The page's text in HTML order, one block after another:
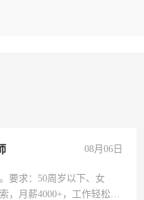
08月06日
要求：50周岁以下、女
，月薪4000+，工作轻松，